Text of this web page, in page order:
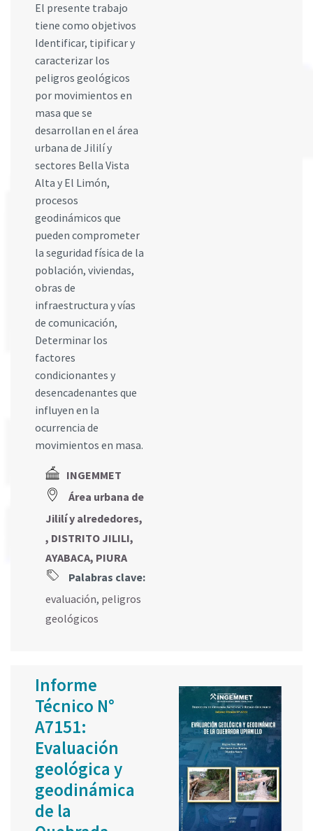
El presente trabajo
tiene como objetivos
Identificar, tipificar y
caracterizar los
peligros geológicos
por movimientos en
masa que se
desarrollan en el área
urbana de Jililí y
sectores Bella Vista
Alta y El Limón,
procesos
geodinámicos que
pueden comprometer
la seguridad física de la
población, viviendas,
obras de
infraestructura y vías
de comunicación,
Determinar los
factores
condicionantes y
desencadenantes que
influyen en la
ocurrencia de
movimientos en masa.
INGEMMET
Área urbana de
Jililí y alrededores,
, DISTRITO JILILI,
AYABACA, PIURA
Palabras clave:
evaluación, peligros
geológicos
Informe
Técnico N°
A7151:
Evaluación
geológica y
geodinámica
de la